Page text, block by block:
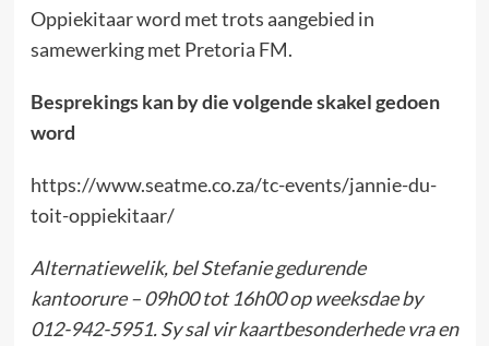
Oppiekitaar word met trots aangebied in
samewerking met Pretoria FM.
Besprekings kan by die volgende skakel gedoen
word
https://www.seatme.co.za/tc-events/jannie-du-
toit-oppiekitaar/
Alternatiewelik, bel Stefanie gedurende
kantoorure – 09h00 tot 16h00 op weeksdae by
012-942-5951. Sy sal vir kaartbesonderhede vra en